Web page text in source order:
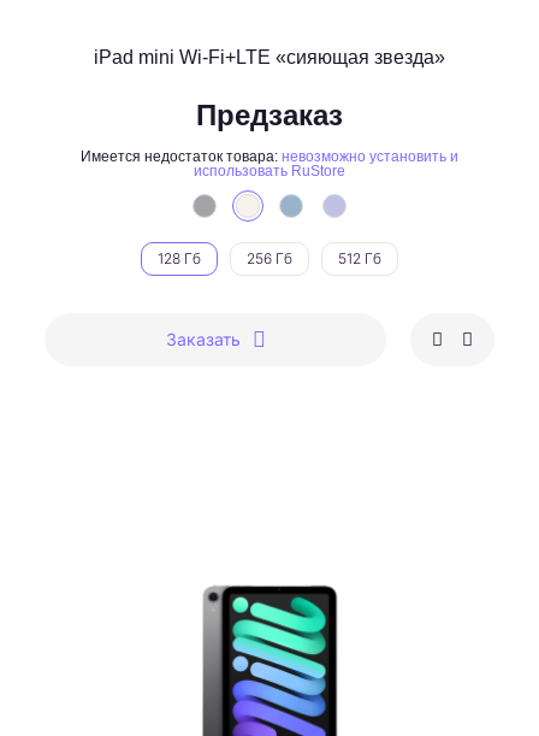
iPad mini Wi-Fi+LTE «сияющая звезда»
Предзаказ
Имеется недостаток товара: невозможно установить и
использовать RuStore
128 Гб 256 Гб 512 Гб
Заказать